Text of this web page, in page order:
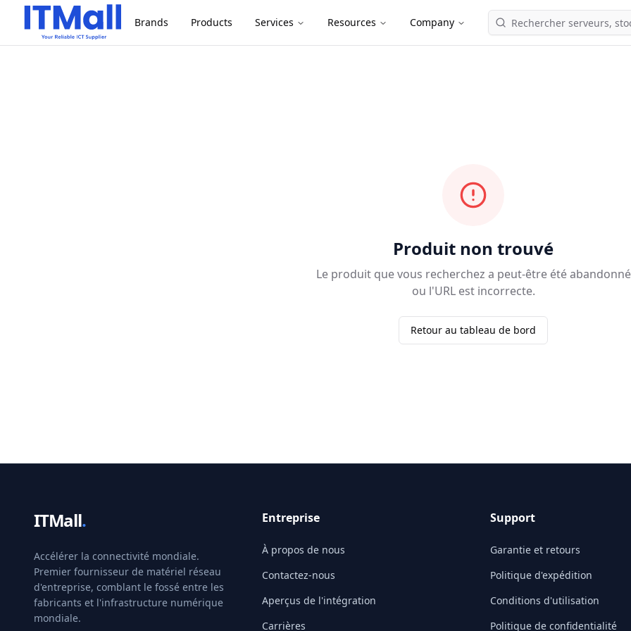
Brands Products Services Resources Company
Produit non trouvé
Le produit que vous recherchez a peut-être été abandonné
ou l'URL est incorrecte.
Retour au tableau de bord
ITMall.
Accélérer la connectivité mondiale.
Premier fournisseur de matériel réseau
d'entreprise, comblant le fossé entre les
fabricants et l'infrastructure numérique
mondiale.
Entreprise
À propos de nous
Contactez-nous
Aperçus de l'intégration
Carrières
Support
Garantie et retours
Politique d'expédition
Conditions d'utilisation
Politique de confidentialité